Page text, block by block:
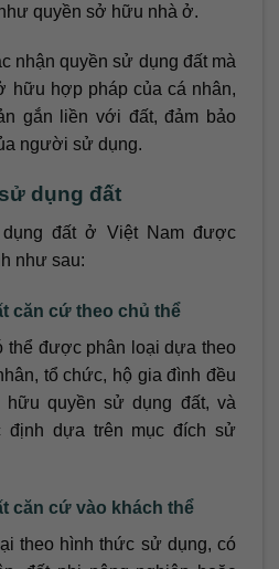
quyền sở hữu nhà ở.
nhận quyền sử dụng đất mà
hữu hợp pháp của cá nhân,
gắn liền với đất, đảm bảo
người sử dụng.
dụng đất
đất ở Việt Nam được
như sau:
căn cứ theo chủ thể
thể được phân loại dựa theo
tổ chức, hộ gia đình đều
quyền sử dụng đất, và
định dựa trên mục đích sử
căn cứ vào khách thể
theo hình thức sử dụng, có